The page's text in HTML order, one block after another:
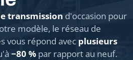
transmission d'occasion pour
modèle, le réseau de
vous répond avec plusieurs
−80 % par rapport au neuf.